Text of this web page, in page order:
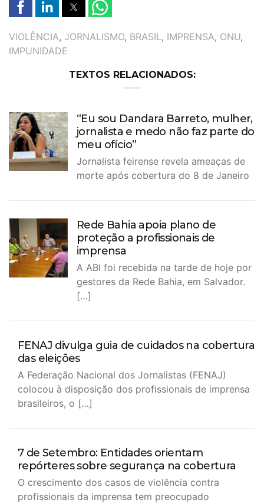
TAGS
VIOLÊNCIA, JORNALISMO, BRASIL, IMPRENSA, ONU,
IMPUNIDADE
TEXTOS RELACIONADOS:
“Eu sou Dandara Barreto, mulher,
jornalista e medo não faz parte do
meu ofício”
Jornalista feirense revela ameaças de
morte após cobertura do 8 de Janeiro
Rede Bahia apoia plano de
proteção a profissionais de
imprensa
A ABI foi recebida na tarde de hoje por
gestores da Rede Bahia, em Salvador.
[…]
FENAJ divulga guia de cuidados na cobertura
das eleições
A Federação Nacional dos Jornalistas (FENAJ)
colocou à disposição dos profissionais de imprensa
brasileiros, o […]
7 de Setembro: Entidades orientam
repórteres sobre segurança na cobertura
O crescimento dos casos de violência contra
profissionais da imprensa tem preocupado